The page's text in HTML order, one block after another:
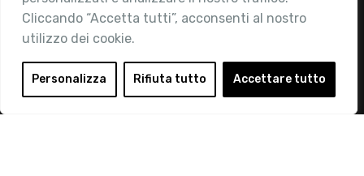
Cliccando “Accetta tutti”, acconsenti al nostro
utilizzo dei cookie.
Personalizza Rifiuta tutto Accettare tutto
Contatti
Area Riservata
Login
Diventa Socio